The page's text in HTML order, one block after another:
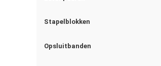
Stapelblokken
Opsluitbanden